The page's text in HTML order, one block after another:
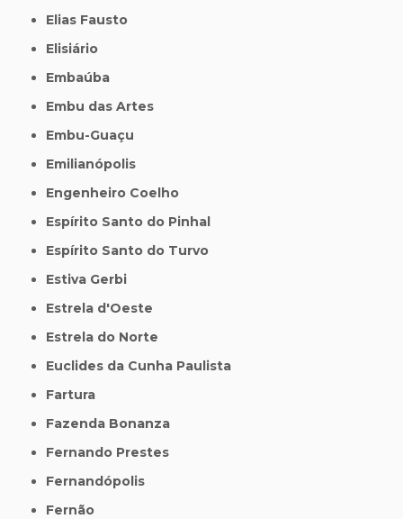
Elias Fausto
Elisiário
Embaúba
Embu das Artes
Embu-Guaçu
Emilianópolis
Engenheiro Coelho
Espírito Santo do Pinhal
Espírito Santo do Turvo
Estiva Gerbi
Estrela d'Oeste
Estrela do Norte
Euclides da Cunha Paulista
Fartura
Fazenda Bonanza
Fernando Prestes
Fernandópolis
Fernão